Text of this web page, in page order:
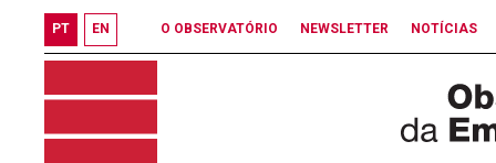
PT EN O OBSERVATÓRIO NEWSLETTER NOTÍCIAS